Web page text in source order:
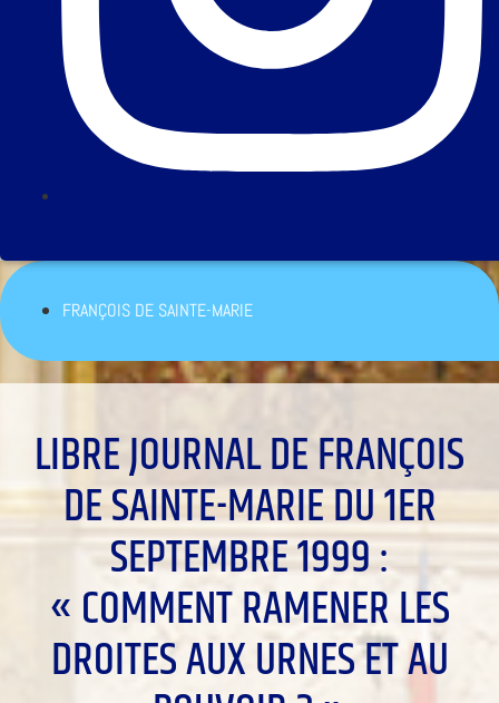
FRANÇOIS DE SAINTE-MARIE
LIBRE JOURNAL DE FRANÇOIS
DE SAINTE-MARIE DU 1ER
SEPTEMBRE 1999 :
« COMMENT RAMENER LES
DROITES AUX URNES ET AU